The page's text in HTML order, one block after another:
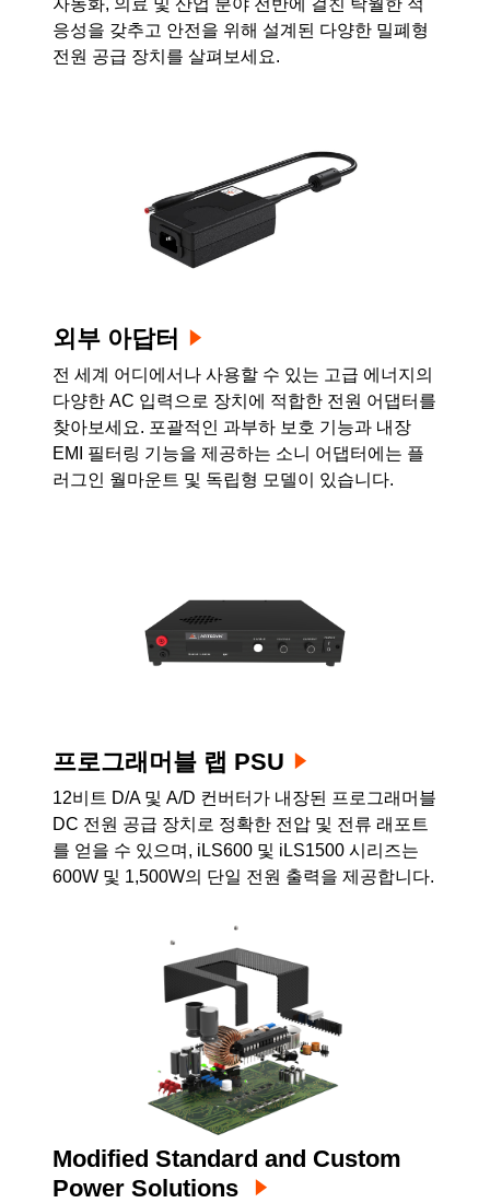
응성을 갖추고 안전을 위해 설계된 다양한 밀폐형
전원 공급 장치를 살펴보세요.
외부 아답터
전 세계 어디에서나 사용할 수 있는 고급 에너지의
다양한 AC 입력으로 장치에 적합한 전원 어댑터를
찾아보세요. 포괄적인 과부하 보호 기능과 내장
EMI 필터링 기능을 제공하는 소니 어댑터에는 플
러그인 월마운트 및 독립형 모델이 있습니다.
프로그래머블 랩 PSU
12비트 D/A 및 A/D 컨버터가 내장된 프로그래머블
DC 전원 공급 장치로 정확한 전압 및 전류 래포트
를 얻을 수 있으며, iLS600 및 iLS1500 시리즈는
600W 및 1,500W의 단일 전원 출력을 제공합니다.
Modified Standard and Custom
Power Solutions